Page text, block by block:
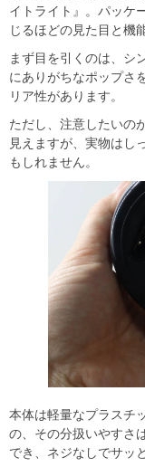
イトライト』。パッケ
じるほどの見た目と機
まず目を引くのは、シ
にありがちなポップさ
リア性があります。
ただし、注意したいの
見えますが、実物はし
もしれません。
本体は軽量なプラスチ
の、その分扱いやすさ
でき、ネジなしでサッ